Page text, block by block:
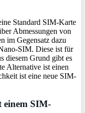
Standard SIM-Karte
Abmessungen von
im Gegensatz dazu
SIM. Diese ist für
diesem Grund gibt es
Alternative ist einen
ist eine neue SIM-
einem SIM-